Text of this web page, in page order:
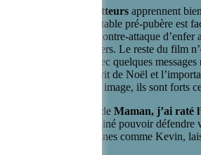
casseurs flotteurs apprennent
adversaire redoutable pré-pubère est
déclencher une contre-attaque d’enfer
d’articles ménagers. Le reste du film
sadique pure, avec quelques
concernant l’esprit de Noël et
pour faire bonne image, ils sont forts
Si vous êtes fan de Maman, j’ai raté
avez même imaginé pouvoir défendre
des Micro-machines comme Kevin,